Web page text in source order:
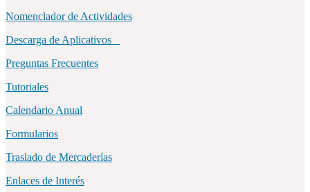
Nomenclador de Actividades
Descarga de Aplicativos
Preguntas Frecuentes
Tutoriales
Calendario Anual
Formularios
Traslado de Mercaderías
Enlaces de Interés